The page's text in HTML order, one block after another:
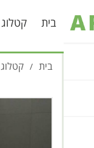
בית קטלוג
בית / קטלוג